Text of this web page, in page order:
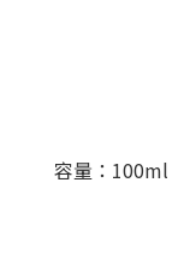
容量：100ml